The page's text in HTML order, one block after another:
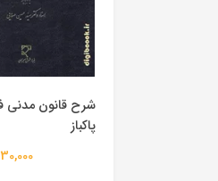
شرح قانون مدنی
پاکباز
730,000